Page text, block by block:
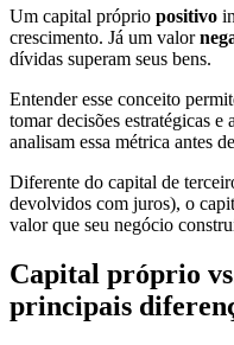
Um capital próprio positivo
crescimento. Já um valor
dívidas superam seus bens.
Entender esse conceito
tomar decisões estratégicas
analisam essa métrica antes
Diferente do capital de
devolvidos com juros), o
valor que seu negócio
Capital próprio
principais